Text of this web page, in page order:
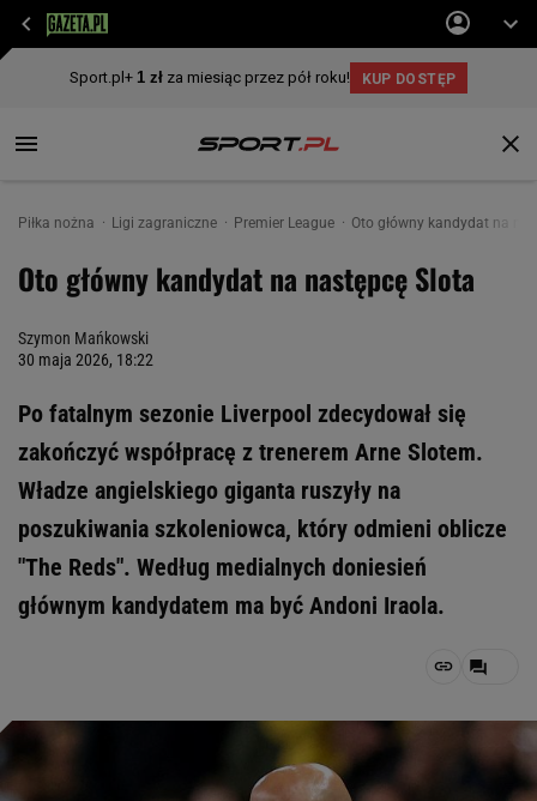
Piłka nożna Ligi zagraniczne Premier League Oto główny kandydat na
Oto główny kandydat na następcę Slota
Szymon Mańkowski
30 maja 2026, 18:22
Po fatalnym sezonie Liverpool zdecydował się
zakończyć współpracę z trenerem Arne Slotem.
Władze angielskiego giganta ruszyły na
poszukiwania szkoleniowca, który odmieni oblicze
"The Reds". Według medialnych doniesień
głównym kandydatem ma być Andoni Iraola.